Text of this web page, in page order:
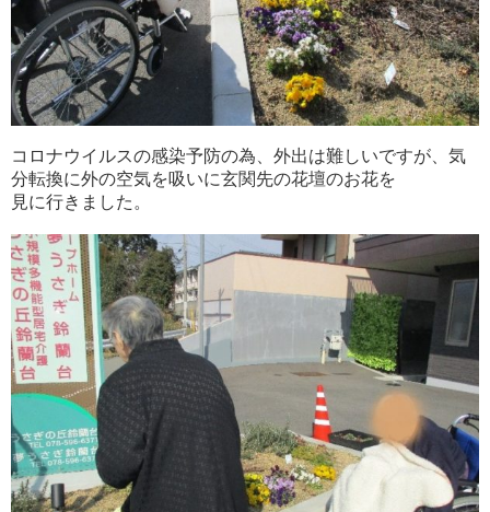
コロナウイルスの感染予防の為、外出は難しいですが、気
分転換に外の空気を吸いに玄関先の花壇のお花を
見に行きました。